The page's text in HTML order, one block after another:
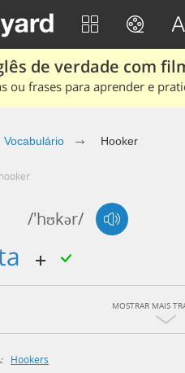
de verdade com
ou frases para aprender e
Vocabulário Hooker
/'hʊkər/
MOSTRAR MAIS
Hookers